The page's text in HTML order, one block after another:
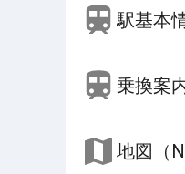
駅基本
乗換案
地図（